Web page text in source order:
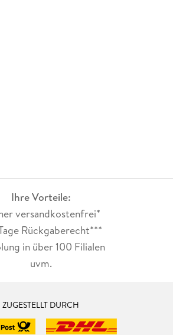
fehlte. So sehr, das es ihr oft den
Trauer in die Seiten gepresst, all die
zwischen die Zeilen.»
Ihre Vorteile:
versandkostenfrei*
Rückgaberecht***
in über 100 Filialen
uvm.
ZUGESTELLT DURCH